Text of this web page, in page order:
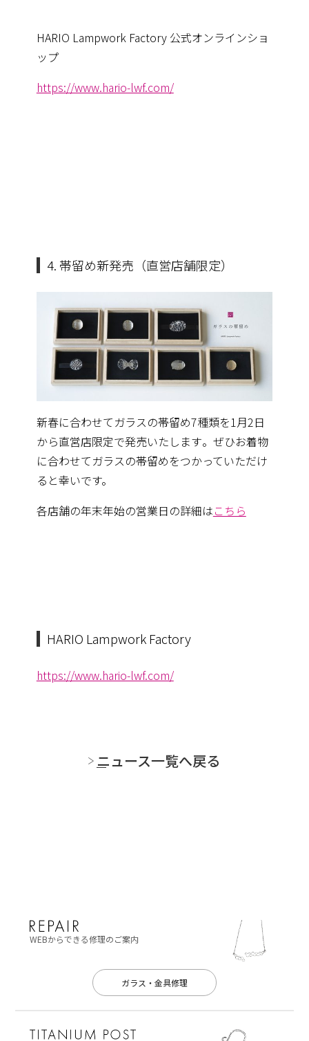
HARIO Lampwork Factory 公式オンラインショ
ップ
https://www.hario-lwf.com/
4. 帯留め新発売（直営店舗限定）
新春に合わせてガラスの帯留め7種類を1月2日
から直営店限定で発売いたします。ぜひお着物
に合わせてガラスの帯留めをつかっていただけ
ると幸いです。
各店舗の年末年始の営業日の詳細はこちら
HARIO Lampwork Factory
https://www.hario-lwf.com/
ニュース一覧へ戻る
WEBからできる修理のご案内
ガラス・金具修理